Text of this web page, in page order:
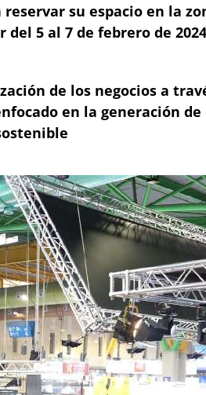
su espacio en la
5 al 7 de febrero de 2024
de los negocios a
en la generación